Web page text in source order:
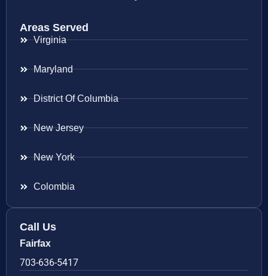
Areas Served
Virginia
Maryland
District Of Columbia
New Jersey
New York
Colombia
Call Us
Fairfax
703-636-5417